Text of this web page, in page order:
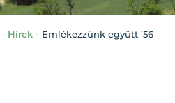
- Hírek - Emlékezzünk együtt ’56